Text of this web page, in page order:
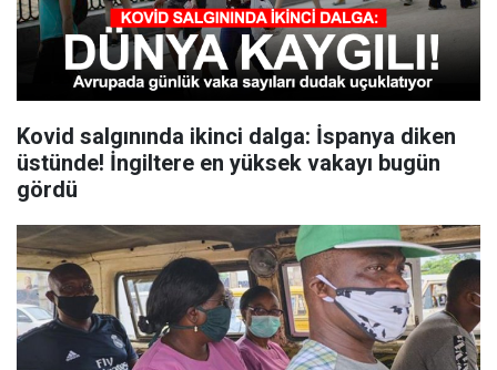
Kovid salgınında ikinci dalga: İspanya diken
üstünde! İngiltere en yüksek vakayı bugün
gördü